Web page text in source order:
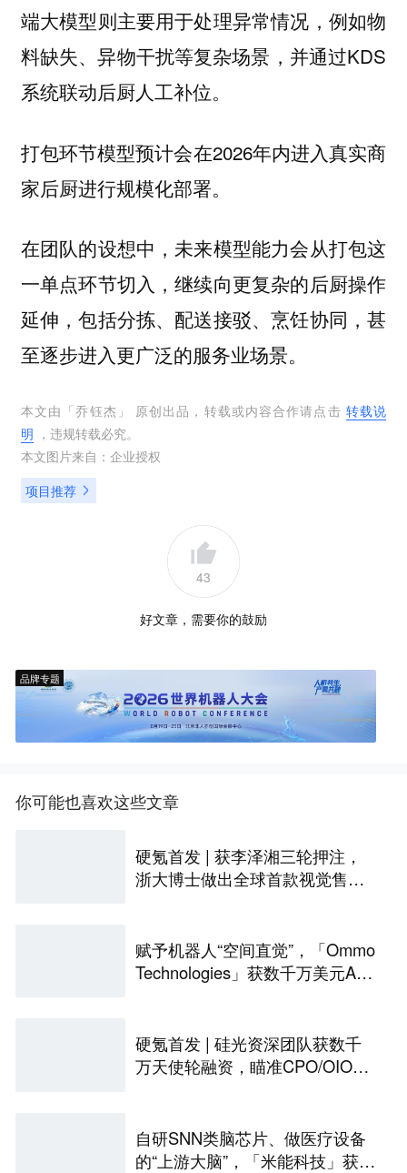
端大模型则主要用于处理异常情况，例如物
料缺失、异物干扰等复杂场景，并通过KDS
系统联动后厨人工补位。
打包环节模型预计会在2026年内进入真实商
家后厨进行规模化部署。
在团队的设想中，未来模型能力会从打包这
一单点环节切入，继续向更复杂的后厨操作
延伸，包括分拣、配送接驳、烹饪协同，甚
至逐步进入更广泛的服务业场景。
本文由「乔钰杰 」 原创出品，转载或内容合作请点击 转载说
明 ，违规转载必究。
本文图片来自： 企业授权
项目推荐
43
好文章，需要你的鼓励
品牌专题
你可能也喜欢这些文章
硬氪首发 | 获李泽湘三轮押注，
浙大博士做出全球首款视觉售后
赋予机器人“空间直觉”，「Ommo
Technologies」获数千万美元A轮
硬氪首发 | 硅光资深团队获数千
万天使轮融资，瞄准CPO/OIO下
自研SNN类脑芯片、做医疗设备
的“上游大脑”，「米能科技」获数